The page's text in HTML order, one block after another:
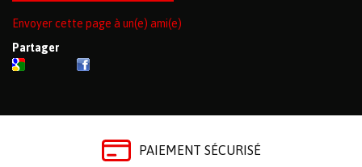
Envoyer cette page à un(e) ami(e)
Partager
PAIEMENT SÉCURISÉ